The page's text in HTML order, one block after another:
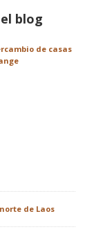
blog
de casas
de Laos